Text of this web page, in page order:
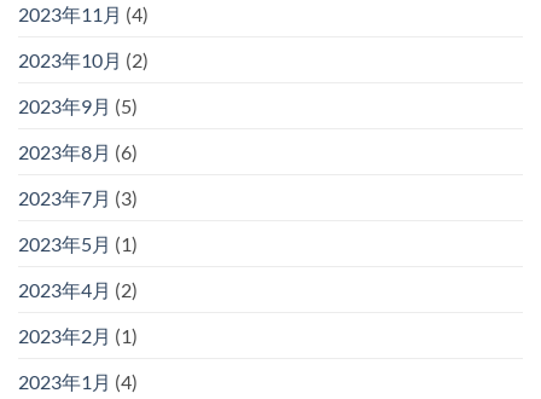
2023年11月 (4)
2023年10月 (2)
2023年9月 (5)
2023年8月 (6)
2023年7月 (3)
2023年5月 (1)
2023年4月 (2)
2023年2月 (1)
2023年1月 (4)